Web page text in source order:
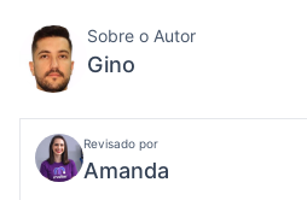
Sobre o Autor
Gino
Revisado por
Amanda